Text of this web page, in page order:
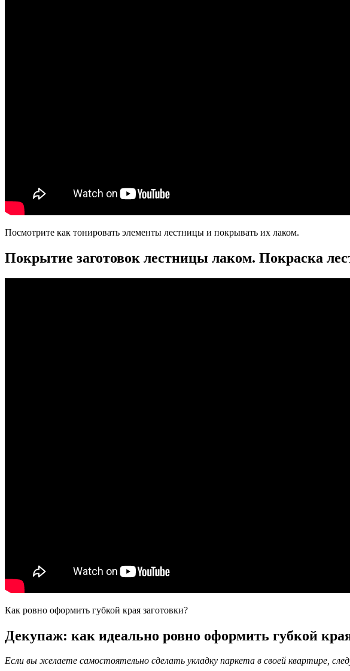
Посмотрите как тонировать элементы лестницы и покрывать их лаком.
Покрытие заготовок лестницы лаком. Покраска
Как ровно оформить губкой края заготовки?
Декупаж: как идеально ровно оформить губкой
Если вы желаете самостоятельно сделать укладку паркета в своей квартире,